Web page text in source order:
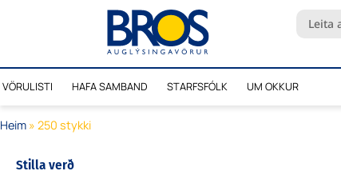
Search
VÖRULISTI HAFA SAMBAND STARFSFÓLK UM OKKUR
Heim » 250 stykki
Stilla verð